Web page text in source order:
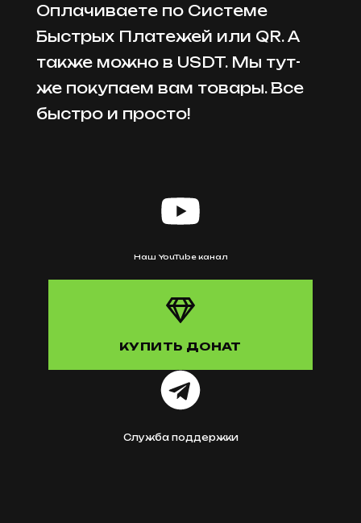
Оплачиваете по Системе
Быстрых Платежей или QR. А
также можно в USDT. Мы тут-
же покупаем вам товары. Все
быстро и просто!
Наш YouTube канал
КУПИТЬ ДОНАТ
Служба поддержки